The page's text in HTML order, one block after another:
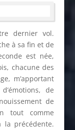
dernier vol.
à sa fin et de
est née,
chacune des
m’apportant
de
de
tout comme
précédente.